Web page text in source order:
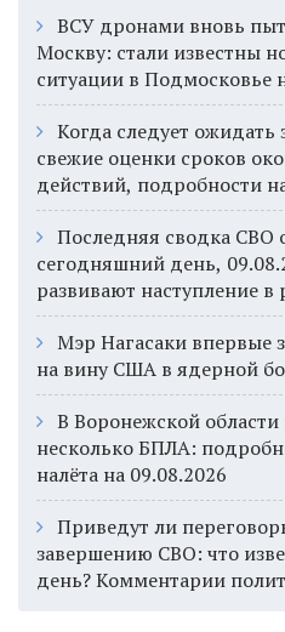
ВСУ дронами вновь
Москву: стали известны
ситуации в Подмосковье
Когда следует
свежие оценки сроков
действий, подробности
Последняя сводка
сегодняшний день,
развивают наступление
Мэр Нагасаки впервые
на вину США в ядерной
В Воронежской
несколько БПЛА:
налёта на 09.08.2026
Приведут ли
завершению СВО: что
день? Комментарии